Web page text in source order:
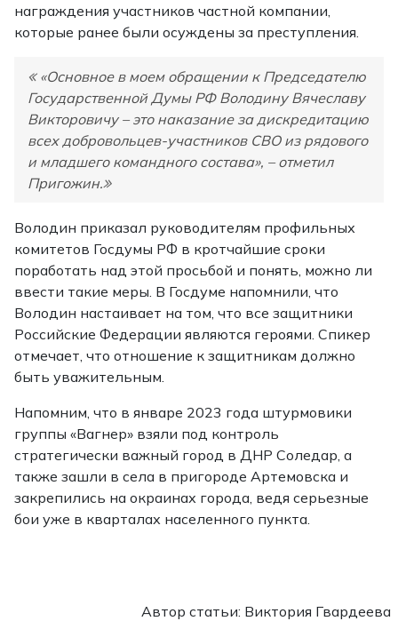
награждения участников частной компании,
которые ранее были осуждены за преступления.
«Основное в моем обращении к Председателю
Государственной Думы РФ Володину Вячеславу
Викторовичу – это наказание за дискредитацию
всех добровольцев-участников СВО из рядового
и младшего командного состава», – отметил
Пригожин.
Володин приказал руководителям профильных
комитетов Госдумы РФ в кротчайшие сроки
поработать над этой просьбой и понять, можно ли
ввести такие меры. В Госдуме напомнили, что
Володин настаивает на том, что все защитники
Российские Федерации являются героями. Спикер
отмечает, что отношение к защитникам должно
быть уважительным.
Напомним, что в январе 2023 года штурмовики
группы «Вагнер» взяли под контроль
стратегически важный город в ДНР Соледар, а
также зашли в села в пригороде Артемовска и
закрепились на окраинах города, ведя серьезные
бои уже в кварталах населенного пункта.
Автор статьи: Виктория Гвардеева